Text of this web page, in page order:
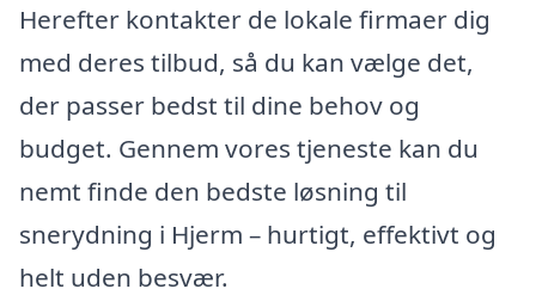
Herefter kontakter de lokale firmaer dig
med deres tilbud, så du kan vælge det,
der passer bedst til dine behov og
budget. Gennem vores tjeneste kan du
nemt finde den bedste løsning til
snerydning i Hjerm – hurtigt, effektivt og
helt uden besvær.